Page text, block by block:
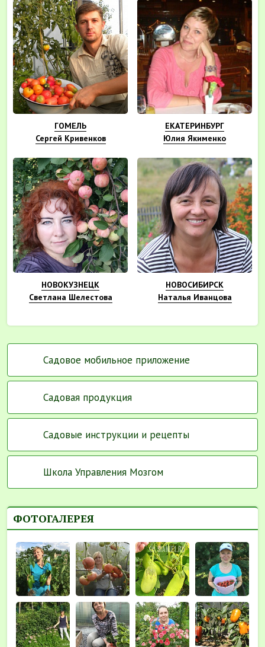
ГОМЕЛЬ
Сергей Кривенков
ЕКАТЕРИНБУРГ
Юлия Якименко
НОВОКУЗНЕЦК
Светлана Шелестова
НОВОСИБИРСК
Наталья Иванцова
Садовое мобильное приложение
Садовая продукция
Садовые инструкции и рецепты
Школа Управления Мозгом
ФОТОГАЛЕРЕЯ